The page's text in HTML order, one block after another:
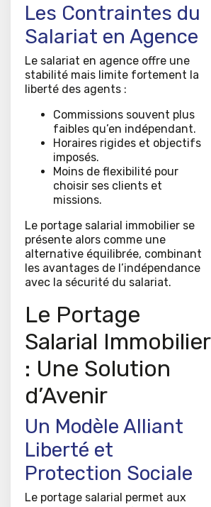
Les Contraintes du
Salariat en Agence
Le salariat en agence offre une
stabilité mais limite fortement la
liberté des agents :
Commissions souvent plus
faibles qu’en indépendant.
Horaires rigides et objectifs
imposés.
Moins de flexibilité pour
choisir ses clients et
missions.
Le portage salarial immobilier se
présente alors comme une
alternative équilibrée, combinant
les avantages de l’indépendance
avec la sécurité du salariat.
Le Portage
Salarial Immobilier
: Une Solution
d’Avenir
Un Modèle Alliant
Liberté et
Protection Sociale
Le portage salarial permet aux